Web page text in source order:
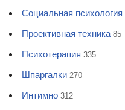
Социальная психология
Проективная техника 85
Психотерапия 335
Шпаргалки 270
Интимно 312